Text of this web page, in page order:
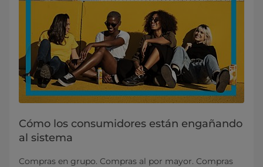
Cómo los consumidores están engañando
al sistema
Compras en grupo. Compras al por mayor. Compras